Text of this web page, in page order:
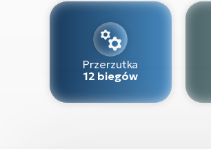
Przerzutka
12 biegów